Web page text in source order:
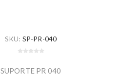
SKU: SP-PR-040
SUPORTE PR 040